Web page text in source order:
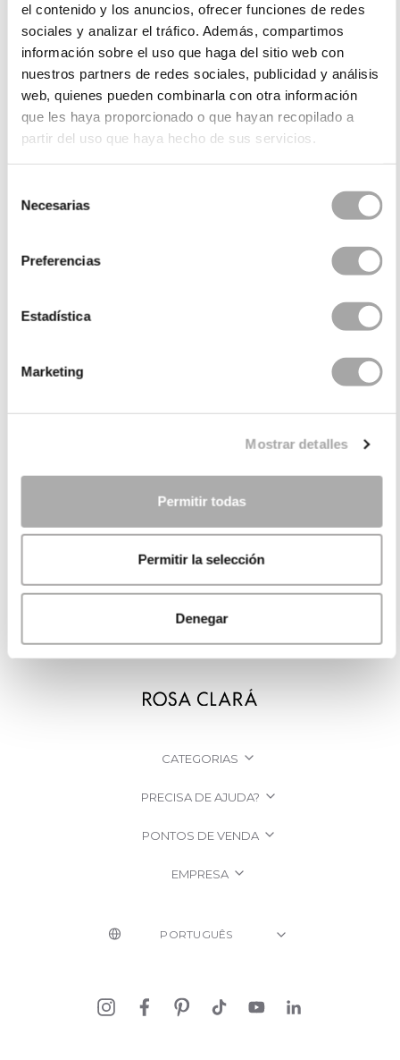
el contenido y los anuncios, ofrecer funciones de redes
sociales y analizar el tráfico. Además, compartimos
información sobre el uso que haga del sitio web con
nuestros partners de redes sociales, publicidad y análisis
web, quienes pueden combinarla con otra información
que les haya proporcionado o que hayan recopilado a
partir del uso que haya hecho de sus servicios.
Necesarias
Preferencias
Estadística
Marketing
Mostrar detalles
Permitir todas
Permitir la selección
Denegar
CATEGORIAS
PRECISA DE AJUDA?
PONTOS DE VENDA
EMPRESA